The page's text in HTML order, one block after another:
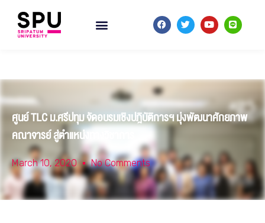
ศูนย์ TLC ม.ศรีปทุม จัดอบรมเชิงปฎิบัติการฯ มุ่งพัฒนาศักยภาพ
คณาจารย์ สู่ตำแหน่งทางวิชาการ
March 10, 2020 No Comments